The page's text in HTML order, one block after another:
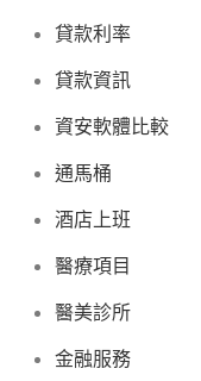
貸款利率
貸款資訊
資安軟體比較
通馬桶
酒店上班
醫療項目
醫美診所
金融服務